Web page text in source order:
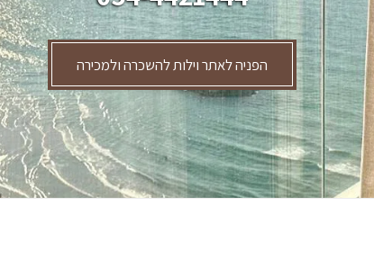
הפניה לאתר וילות להשכרה ולמכירה